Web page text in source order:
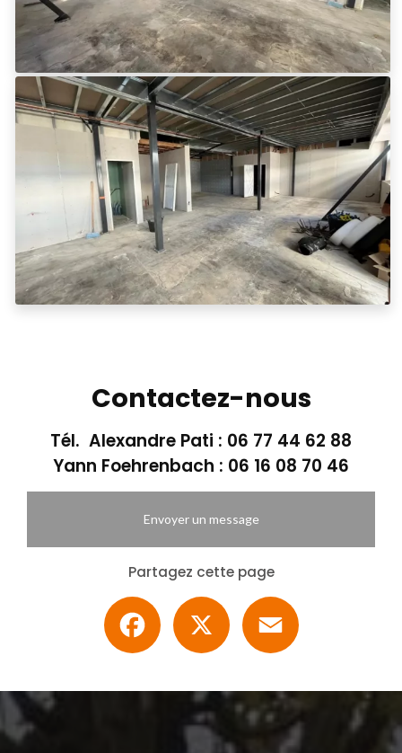
Contactez-nous
Tél. Alexandre Pati : 06 77 44 62 88
Yann Foehrenbach : 06 16 08 70 46
Envoyer un message
Partagez cette page
Facebook